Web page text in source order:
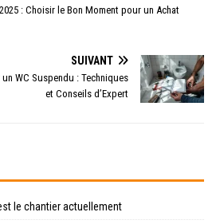
: Choisir le Bon Moment pour un Achat
SUIVANT
WC Suspendu : Techniques
et Conseils d’Expert
le chantier actuellement